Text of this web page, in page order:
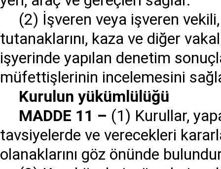
(2) İşveren veya işveren
tutanaklarını, kaza ve diğer
işyerinde yapılan denetim
müfettişlerinin incelemesini
Kurulun yüküml ü üğü
MADDE 11 – (1) Kurullar,
tavsiyelerde ve verecekleri
olanaklarını göz önünde